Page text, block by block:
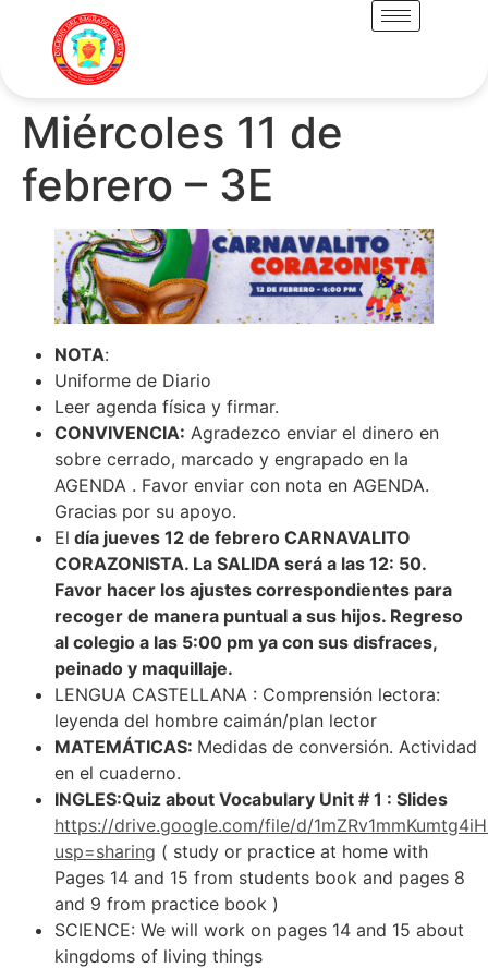
Miércoles 11 de
febrero – 3E
NOTA:
Uniforme de Diario
Leer agenda física y firmar.
CONVIVENCIA: Agradezco enviar el dinero en
sobre cerrado, marcado y engrapado en la
AGENDA . Favor enviar con nota en AGENDA.
Gracias por su apoyo.
El día jueves 12 de febrero CARNAVALITO
CORAZONISTA. La SALIDA será a las 12: 50.
Favor hacer los ajustes correspondientes para
recoger de manera puntual a sus hijos. Regreso
al colegio a las 5:00 pm ya con sus disfraces,
peinado y maquillaje.
LENGUA CASTELLANA : Comprensión lectora:
leyenda del hombre caimán/plan lector
MATEMÁTICAS: Medidas de conversión. Actividad
en el cuaderno.
INGLES:Quiz about Vocabulary Unit # 1 : Slides
https://drive.google.com/file/d/
usp=sharing ( study or practice at home with
Pages 14 and 15 from students book and pages 8
and 9 from practice book )
SCIENCE: We will work on pages 14 and 15 about
kingdoms of living things